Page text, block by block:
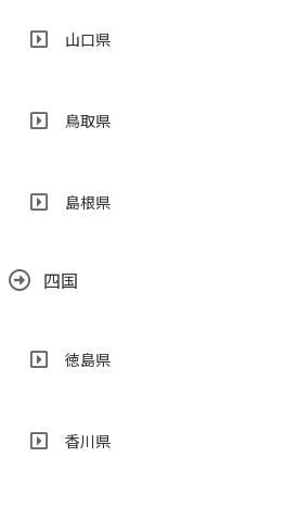
山口県
鳥取県
島根県
四国
徳島県
香川県